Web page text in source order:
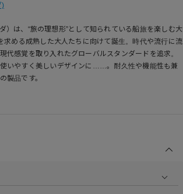
)
）は、“旅の理想形”として知られている船旅を楽しむ大
求める成熟した大人たちに向けて誕生。時代や流行に流
代感覚を取り入れたグローバルスタンダードを追求。
いやすく美しいデザインに……。耐久性や機能性も兼
製品です。